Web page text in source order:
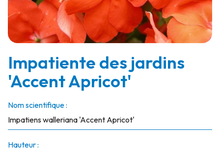
Impatiente des jardins
'Accent Apricot'
Nom scientifique :
Impatiens walleriana 'Accent Apricot'
Hauteur :